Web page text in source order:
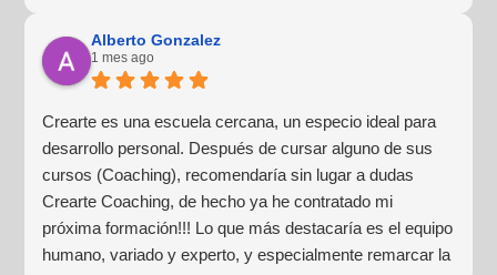
¡Para mí fue una excelente experiencia!
Alberto Gonzalez
1 mes ago
Crearte es una escuela cercana, un especio ideal para
desarrollo personal. Después de cursar alguno de sus
cursos (Coaching), recomendaría sin lugar a dudas
Crearte Coaching, de hecho ya he contratado mi
próxima formación!!! Lo que más destacaría es el equipo
humano, variado y experto, y especialmente remarcar la